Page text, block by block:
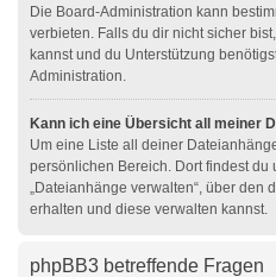
Die Board-Administration kann
verbieten. Falls du dir nicht sicher
kannst und du Unterstützung
Administration.
Kann ich eine Übersicht all meiner
Um eine Liste all deiner
persönlichen Bereich. Dort findest du
„Dateianhänge verwalten“, über den
erhalten und diese verwalten kannst.
phpBB3 betreffende Fragen